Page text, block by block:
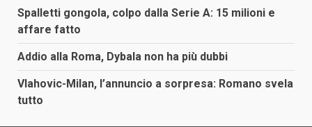
Spalletti gongola, colpo dalla Serie A: 15 milioni e
affare fatto
Addio alla Roma, Dybala non ha più dubbi
Vlahovic-Milan, l’annuncio a sorpresa: Romano svela
tutto